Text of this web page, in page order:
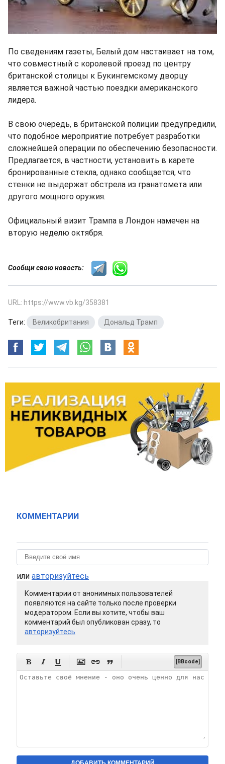
По сведениям газеты, Белый дом настаивает на том,
что совместный с королевой проезд по центру
британской столицы к Букингемскому дворцу
является важной частью поездки американского
лидера.
В свою очередь, в британской полиции предупредили,
что подобное мероприятие потребует разработки
сложнейшей операции по обеспечению безопасности.
Предлагается, в частности, установить в карете
бронированные стекла, однако сообщается, что
стенки не выдержат обстрела из гранатомета или
другого мощного оружия.
Официальный визит Трампа в Лондон намечен на
вторую неделю октября.
Сообщи свою новость:
URL: https://www.vb.kg/358381
Теги: Великобритания Дональд Трамп
КОММЕНТАРИИ
или авторизуйтесь
Комментарии от анонимных пользователей
появляются на сайте только после проверки
модератором. Если вы хотите, чтобы ваш
комментарий был опубликован сразу, то
авторизуйтесь
      [BBcode]